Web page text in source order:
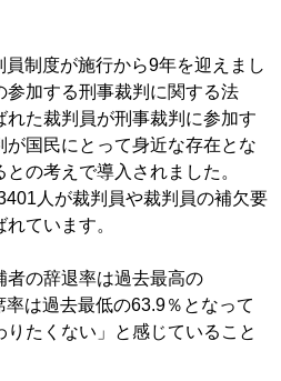
制度が施行から9年を迎えまし
参加する刑事裁判に関する法
た裁判員が刑事裁判に参加す
が国民にとって身近な存在とな
の考えで導入されました。
人が裁判員や裁判員の補欠要
ています。
の辞退率は過去最高の
は過去最低の63.9％となって
たくない」と感じていること